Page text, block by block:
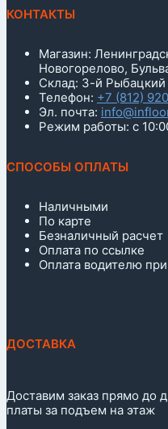
КОНТАКТЫ
Магазин:
Новогорелово,
Склад: 3-й Рыбацкий
Телефон: +7 (812)
Эл. почта:
Режим работы: с
СПОСОБЫ ОПЛАТЫ
Наличными
По карте
Безналичный расчет
Оплата по ссылке
Оплата водителю
ДОСТАВКА
Доставим заказ прямо до
платы за подъем на этаж